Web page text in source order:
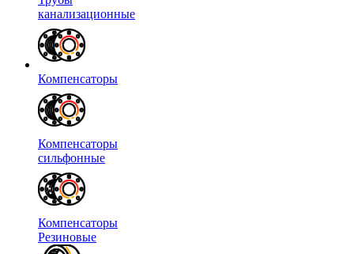
канализационные
Компенсаторы
Компенсаторы
сильфонные
Компенсаторы
Резиновые